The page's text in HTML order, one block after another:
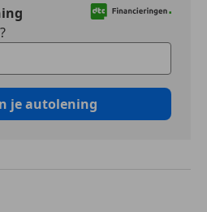
je autolening